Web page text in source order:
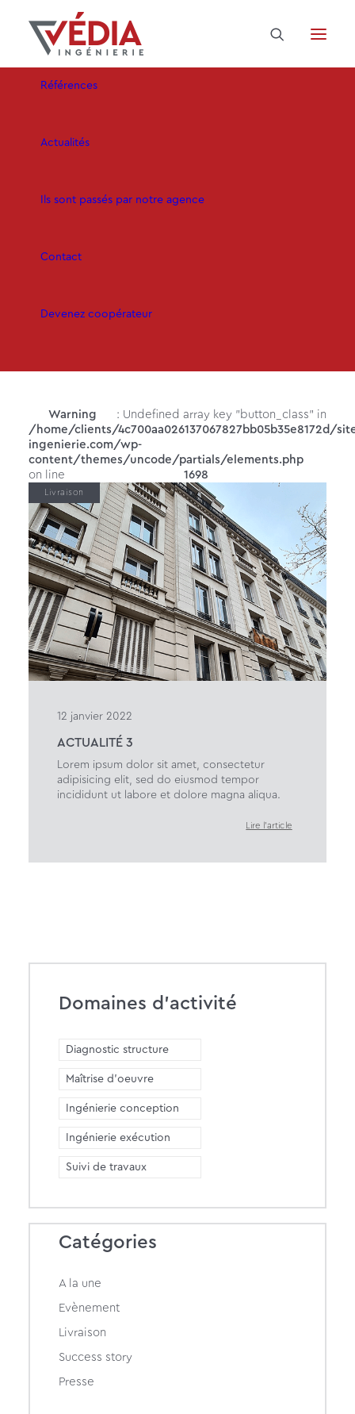
Domaines d’activité
Références
Actualités
Ils sont passés par notre agence
Contact
Devenez coopérateur
ACTUALITÉS
Warning
: Undefined array key "button_class" in
/home/clients/4c700aa026137067827bb05b35e8172d/
ingenierie.com/wp-
content/themes/uncode/partials/elements.php
on line
1698
Livraison
12 janvier 2022
ACTUALITÉ 3
Lorem ipsum dolor sit amet, consectetur
adipisicing elit, sed do eiusmod tempor
incididunt ut labore et dolore magna aliqua.
Lire l'article
Domaines d’activité
Diagnostic structure
Ingénierie conception
Ingénierie exécution
Maîtrise d'oeuvre
Suivi de travaux
Catégories
A la une
Evènement
Livraison
Success story
Presse